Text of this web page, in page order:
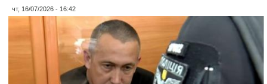
чт, 16/07/2026 - 16:42